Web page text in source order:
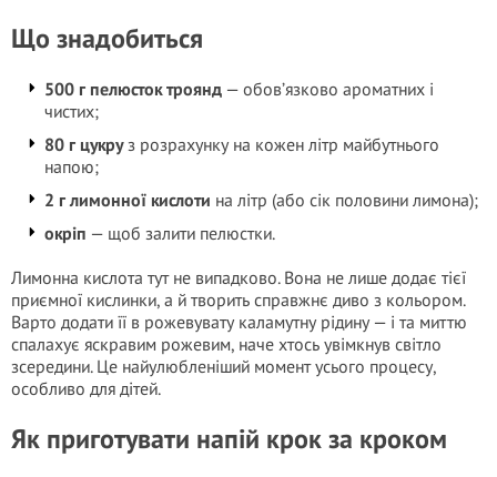
Що знадобиться
500 г пелюсток троянд — обов’язково ароматних і
чистих;
80 г цукруз розрахунку на кожен літр майбутнього
напою;
2 г лимонної кислоти на літр (або сік половини лимона);
окріп — щоб залити пелюстки.
Лимонна кислота тут не випадково. Вона не лише додає тієї
приємної кислинки, а й творить справжнє диво з кольором.
Варто додати її в рожевувату каламутну рідину — і та миттю
спалахує яскравим рожевим, наче хтось увімкнув світло
зсередини. Це найулюбленіший момент усього процесу,
особливо для дітей.
Як приготувати напій крок за кроком